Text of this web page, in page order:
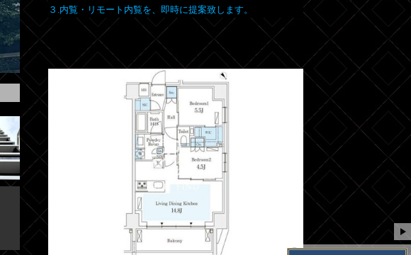
３.内覧・リモート内覧を、即時に提案致します。